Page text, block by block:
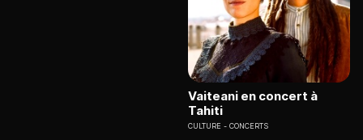
Vaiteani en concert à
Tahiti
CULTURE CONCERTS